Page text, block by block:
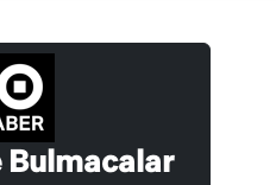
Bulmacalar